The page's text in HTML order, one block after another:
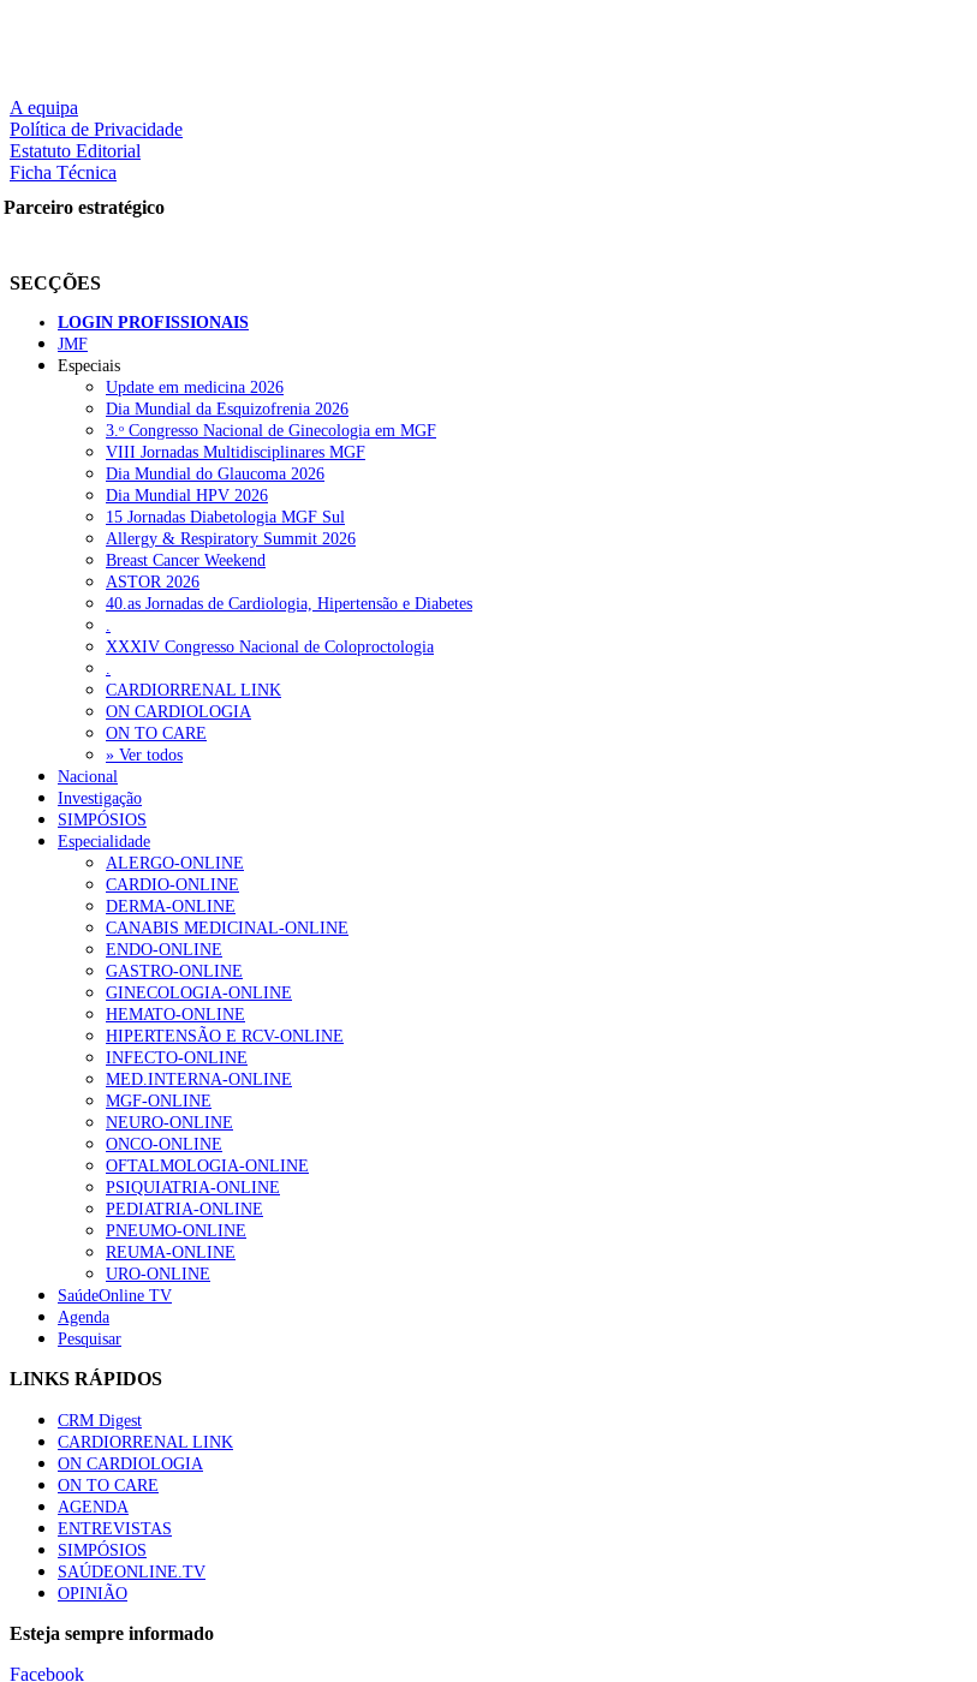
A equipa
Política de Privacidade
Estatuto Editorial
Ficha Técnica
Parceiro estratégico
SECÇÕES
LOGIN PROFISSIONAIS
JMF
Especiais
Update em medicina 2026
Dia Mundial da Esquizofrenia 2026
3.ᵒ Congresso Nacional de Ginecologia em MGF
VIII Jornadas Multidisciplinares MGF
Dia Mundial do Glaucoma 2026
Dia Mundial HPV 2026
15 Jornadas Diabetologia MGF Sul
Allergy & Respiratory Summit 2026
Breast Cancer Weekend
ASTOR 2026
40.as Jornadas de Cardiologia, Hipertensão e Diabetes
XXXIV Congresso Nacional de Coloproctologia
CARDIORRENAL LINK
ON CARDIOLOGIA
ON TO CARE
» Ver todos
Nacional
Investigação
SIMPÓSIOS
Especialidade
ALERGO-ONLINE
CARDIO-ONLINE
DERMA-ONLINE
CANABIS MEDICINAL-ONLINE
ENDO-ONLINE
GASTRO-ONLINE
GINECOLOGIA-ONLINE
HEMATO-ONLINE
HIPERTENSÃO E RCV-ONLINE
INFECTO-ONLINE
MED.INTERNA-ONLINE
MGF-ONLINE
NEURO-ONLINE
ONCO-ONLINE
OFTALMOLOGIA-ONLINE
PSIQUIATRIA-ONLINE
PEDIATRIA-ONLINE
PNEUMO-ONLINE
REUMA-ONLINE
URO-ONLINE
SaúdeOnline TV
Agenda
Pesquisar
LINKS RÁPIDOS
CRM Digest
CARDIORRENAL LINK
ON CARDIOLOGIA
ON TO CARE
AGENDA
ENTREVISTAS
SIMPÓSIOS
SAÚDEONLINE.TV
OPINIÃO
Esteja sempre informado
Facebook